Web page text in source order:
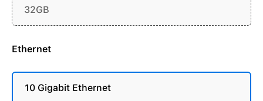
32GB
Ethernet
10 Gigabit Ethernet